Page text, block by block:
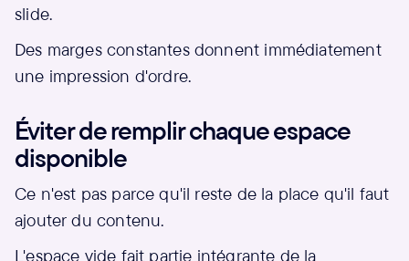
slide.
Des marges constantes donnent immédiatement
une impression d'ordre.
Éviter de remplir chaque espace
disponible
Ce n'est pas parce qu'il reste de la place qu'il faut
ajouter du contenu.
L'espace vide fait partie intégrante de la